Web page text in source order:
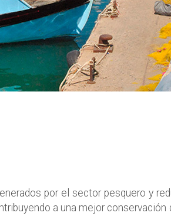
por el sector pesquero y
a una mejor conservación